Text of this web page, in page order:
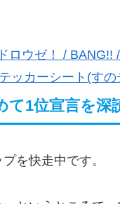
ロウゼ！ /
ッカーシート(す
て1位宣言を深
を快走中です。